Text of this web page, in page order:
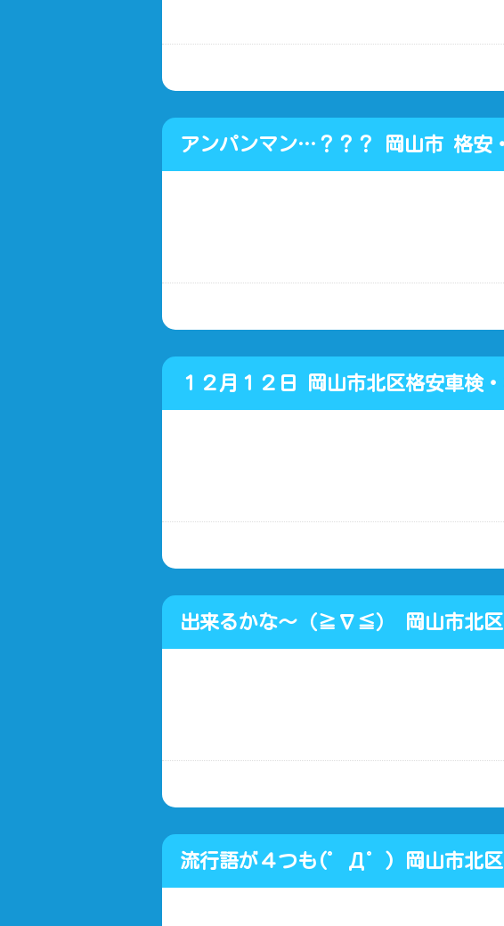
アンパンマン…？？？ 岡山市 格安
１２月１２日 岡山市北区格安車検
出来るかな〜（≧∇≦） 岡山市北区
流行語が４つも(゜Д゜) 岡山市北